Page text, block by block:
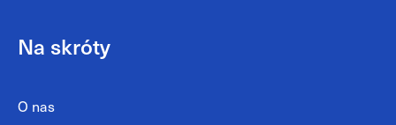
Na skróty
O nas